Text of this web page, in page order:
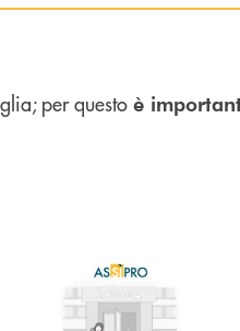
per questo è